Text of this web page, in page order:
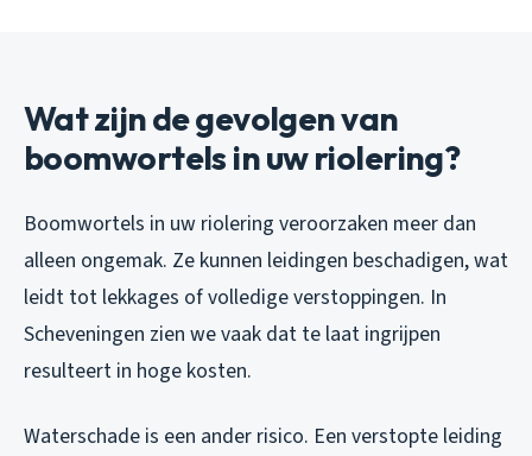
Wat zijn de gevolgen van
boomwortels in uw riolering?
Boomwortels in uw riolering veroorzaken meer dan
alleen ongemak. Ze kunnen leidingen beschadigen, wat
leidt tot lekkages of volledige verstoppingen. In
Scheveningen zien we vaak dat te laat ingrijpen
resulteert in hoge kosten.
Waterschade is een ander risico. Een verstopte leiding